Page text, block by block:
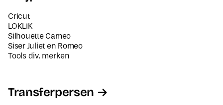
Cricut
LOKLiK
Silhouette Cameo
Siser Juliet en Romeo
Tools div. merken
Transferpersen